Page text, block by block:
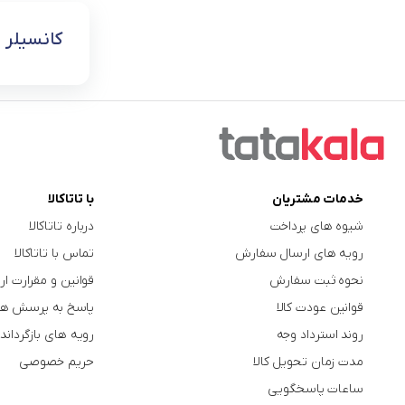
کانسیلر
خدمات مشتریان
شیوه های پرداخت
رویه های ارسال سفارش
نحوه ثبت سفارش
قوانین عودت کالا
روند استرداد وجه
مدت زمان تحویل کالا
ساعات پاسخگویی
با تاتاکالا
درباره تاتاکالا
تماس با تاتاکالا
قوانین و مقرارت
پاسخ به پرسش
رویه های
حریم خصوصی